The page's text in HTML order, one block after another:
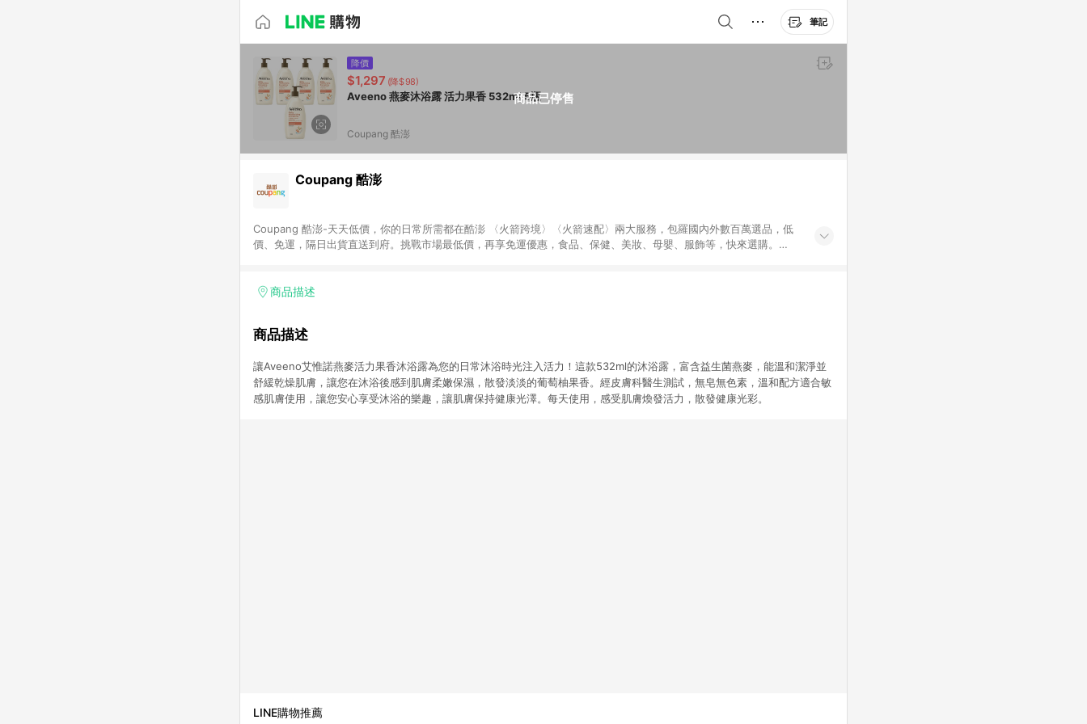
筆記
商品已停售
降價
$1,297 (降$98)
Aveeno 燕麥沐浴露 活力果香 532ml 5瓶
Coupang 酷澎
Coupang 酷澎
Coupang 酷澎-天天低價，你的日常所需都在酷澎 〈火箭跨境〉〈火箭速配〉兩大服務，包羅國內外數百萬選品，低
價、免運，隔日出貨直送到府。挑戰市場最低價，再享免運優惠，食品、保健、美妝、母嬰、服飾等，快來選購。
商品描述
商品描述
讓Aveeno艾惟諾燕麥活力果香沐浴露為您的日常沐浴時光注入活力！這款532ml的沐浴露，富含益生菌燕麥，能溫和潔淨並
舒緩乾燥肌膚，讓您在沐浴後感到肌膚柔嫩保濕，散發淡淡的葡萄柚果香。經皮膚科醫生測試，無皂無色素，溫和配方適合敏
感肌膚使用，讓您安心享受沐浴的樂趣，讓肌膚保持健康光澤。每天使用，感受肌膚煥發活力，散發健康光彩。
LINE購物推薦